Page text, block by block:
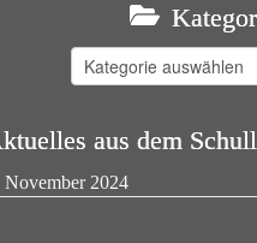
Kategorien
aus dem
November 2024